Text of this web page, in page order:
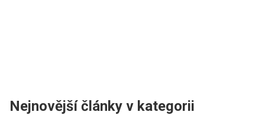
Nejnovější články v kategorii